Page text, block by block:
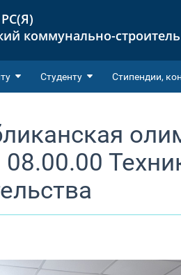
коммунально-
Студенту Cтипендии,